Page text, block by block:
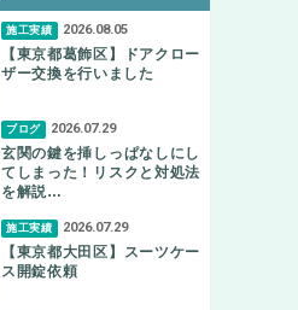
施工実績 2026.08.05
【東京都葛飾区】ドアクロー
ザー交換を行いました
ブログ 2026.07.29
玄関の鍵を挿しっぱなしにし
てしまった！リスクと対処法
を解説…
施工実績 2026.07.29
【東京都大田区】スーツケー
ス開錠依頼